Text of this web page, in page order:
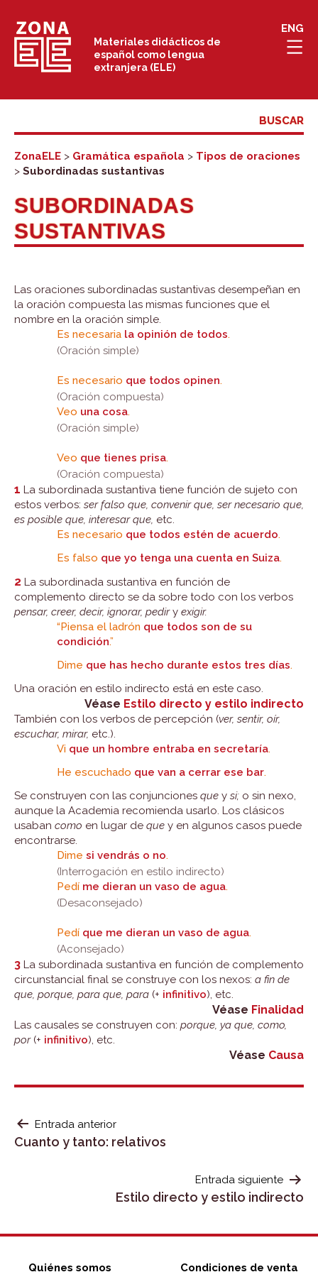
contenido
Materiales didácticos de
español como lengua
extranjera (ELE)
ENG
ZonaELE > Gramática española > Tipos de oraciones
> Subordinadas sustantivas
SUBORDINADAS
SUSTANTIVAS
Las oraciones subordinadas sustantivas desempeñan en
la oración compuesta las mismas funciones que el
nombre en la oración simple.
Es necesaria la opinión de todos.
(Oración simple)
Es necesario que todos opinen.
(Oración compuesta)
Veo una cosa.
(Oración simple)
Veo que tienes prisa.
(Oración compuesta)
1 La subordinada sustantiva tiene función de sujeto con
estos verbos: ser falso que, convenir que, ser necesario que,
es posible que, interesar que, etc.
Es necesario que todos estén de acuerdo.
Es falso que yo tenga una cuenta en Suiza.
2 La subordinada sustantiva en función de
complemento directo se da sobre todo con los verbos
pensar, creer, decir, ignorar, pediry exigir.
“Piensa el ladrón que todos son de su
condición.”
Dime que has hecho durante estos tres días.
Una oración en estilo indirecto está en este caso.
Véase Estilo directo y estilo indirecto
También con los verbos de percepción (ver, sentir, oír,
escuchar, mirar, etc.).
Vi que un hombre entraba en secretaría.
He escuchado que van a cerrar ese bar.
Se construyen con las conjunciones que y si; o sin nexo,
aunque la Academia recomienda usarlo. Los clásicos
usaban como en lugar de que y en algunos casos puede
encontrarse.
Dime si vendrás o no.
(Interrogación en estilo indirecto)
Pedí me dieran un vaso de agua.
(Desaconsejado)
Pedí que me dieran un vaso de agua.
(Aconsejado)
3 La subordinada sustantiva en función de complemento
circunstancial final se construye con los nexos: a fin de
que, porque, para que, para (+ infinitivo), etc.
Véase Finalidad
Las causales se construyen con: porque, ya que, como,
por(+ infinitivo), etc.
Véase Causa
NAVEGACIÓN
DE
Entrada anterior
Cuanto y tanto: relativos
Entrada siguiente
Estilo directo y estilo indirecto
Quiénes somos Condiciones de venta